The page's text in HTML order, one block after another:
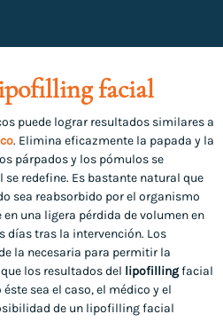
facial
puede lograr resultados similares a
. Elimina eficazmente la papada y la
párpados y los pómulos se
redefine. Es bastante natural que
sea reabsorbido por el organismo
una ligera pérdida de volumen en
días tras la intervención. Los
la necesaria para permitir la
los resultados del lipofillingfacial
sea el caso, el médico y el
de un lipofilling facial